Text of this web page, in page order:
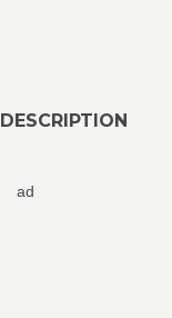
DESCRIPTION
ad